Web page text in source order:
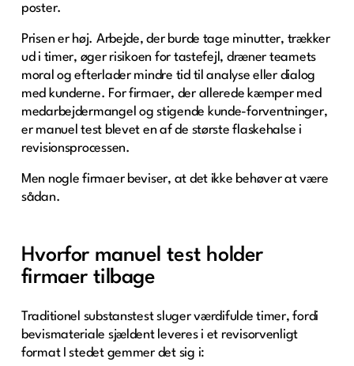
poster.
Prisen er høj. Arbejde, der burde tage minutter, trækker
ud i timer, øger risikoen for tastefejl, dræner teamets
moral og efterlader mindre tid til analyse eller dialog
med kunderne. For firmaer, der allerede kæmper med
medarbejdermangel og stigende kunde-forventninger,
er manuel test blevet en af de største flaskehalse i
revisionsprocessen.
Men nogle firmaer beviser, at det ikke behøver at være
sådan.
Hvorfor manuel test holder
firmaer tilbage
Traditionel substans­test sluger værdifulde timer, fordi
bevismateriale sjældent leveres i et revisorvenligt
format I stedet gemmer det sig i: